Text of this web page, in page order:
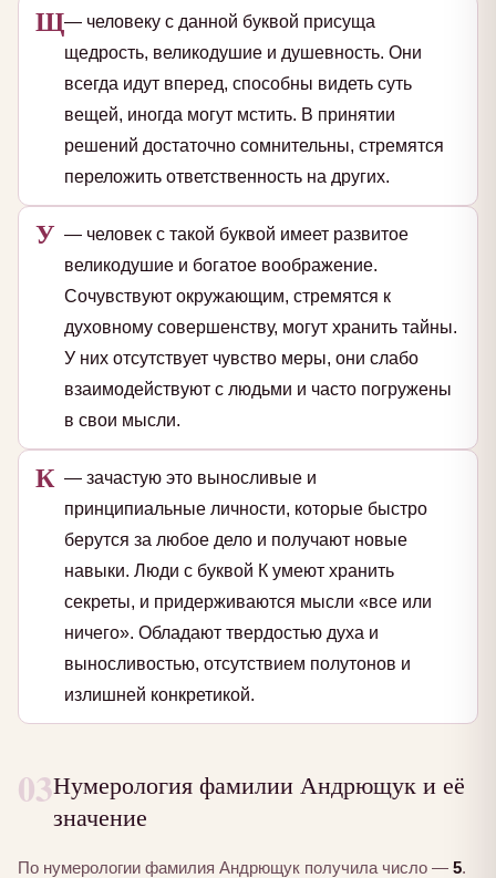
Щ— человеку с данной буквой присуща
щедрость, великодушие и душевность. Они
всегда идут вперед, способны видеть суть
вещей, иногда могут мстить. В принятии
решений достаточно сомнительны, стремятся
переложить ответственность на других.
У — человек с такой буквой имеет развитое
великодушие и богатое воображение.
Сочувствуют окружающим, стремятся к
духовному совершенству, могут хранить тайны.
У них отсутствует чувство меры, они слабо
взаимодействуют с людьми и часто погружены
в свои мысли.
К — зачастую это выносливые и
принципиальные личности, которые быстро
берутся за любое дело и получают новые
навыки. Люди с буквой К умеют хранить
секреты, и придерживаются мысли «все или
ничего». Обладают твердостью духа и
выносливостью, отсутствием полутонов и
излишней конкретикой.
03Нумерология фамилии Андрющук и её
значение
По нумерологии фамилия Андрющук получила число — 5.